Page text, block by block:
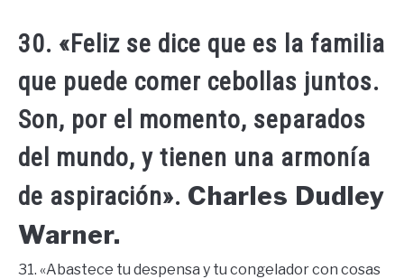
30. «Feliz se dice que es la familia
que puede comer cebollas juntos.
Son, por el momento, separados
del mundo, y tienen una armonía
de aspiración». Charles Dudley
Warner.
31. «Abastece tu despensa y tu congelador con cosas